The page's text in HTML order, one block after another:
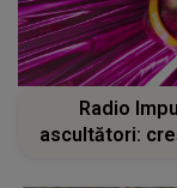
Radio
ascultători: